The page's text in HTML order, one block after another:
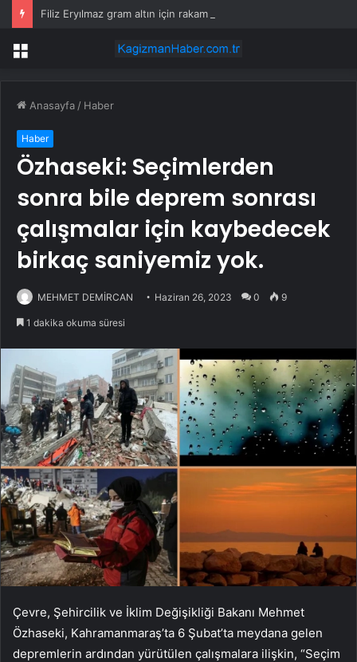
Menü
Anasayfa / Haber
Haber
Özhaseki: Seçimlerden
sonra bile deprem sonrası
çalışmalar için kaybedecek
birkaç saniyemiz yok.
MEHMET DEMİRCAN Haziran 26, 2023 0 9
1 dakika okuma süresi
Çevre, Şehircilik ve İklim Değişikliği Bakanı Mehmet
Özhaseki, Kahramanmaraş’ta 6 Şubat’ta meydana gelen
depremlerin ardından yürütülen çalışmalara ilişkin, “Seçim